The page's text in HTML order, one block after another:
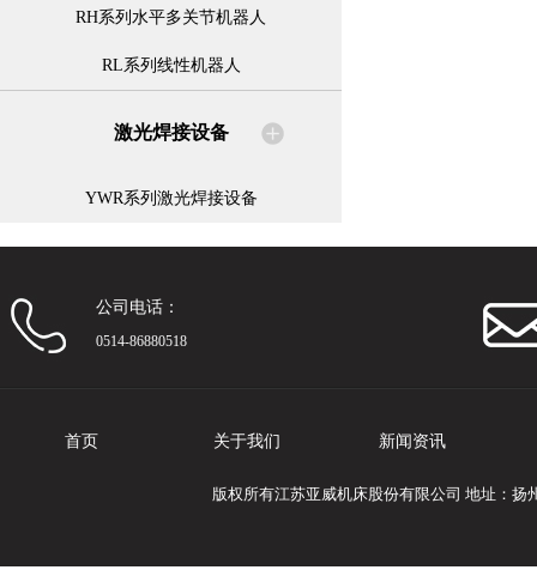
RH系列水平多关节机器人
RL系列线性机器人
激光焊接设备
YWR系列激光焊接设备
公司电话：
0514-86880518
首页 关于我们 新闻资讯
版权所有江苏亚威机床股份有限公司 地址：